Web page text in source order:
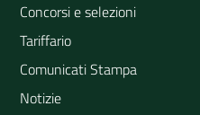
Concorsi e selezioni
Tariffario
Comunicati Stampa
Notizie